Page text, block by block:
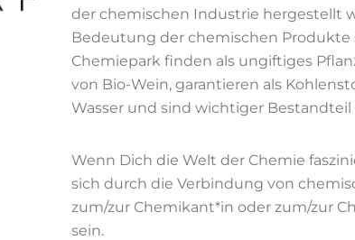
der chemischen Industrie hergestellt
Bedeutung der chemischen Produkte
Chemiepark finden als ungiftiges
von Bio-Wein, garantieren als
Wasser und sind wichtiger
Wenn Dich die Welt der Chemie
sich durch die Verbindung von
zum/zur Chemikant*in oder zum/zur
sein.